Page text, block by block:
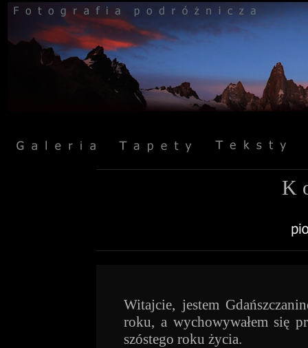
K
Witajcie, jestem
roku, a wychowywałem się
szóstego roku życia.